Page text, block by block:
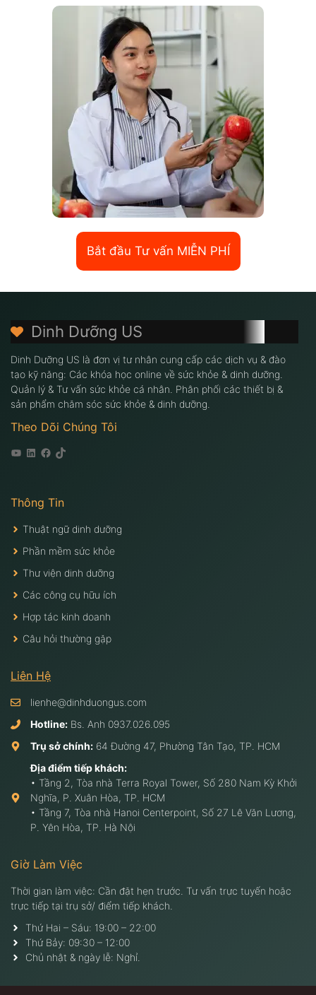
Bắt đầu Tư vấn MIỄN PHÍ
Dinh Dưỡng US
Dinh Dưỡng US là đơn vị tư nhân cung cấp các dịch vụ & đào
tạo kỹ năng: Các khóa học online về sức khỏe & dinh dưỡng.
Quản lý & Tư vấn sức khỏe cá nhân. Phân phối các thiết bị &
sản phẩm chăm sóc sức khỏe & dinh dưỡng.
Theo Dõi Chúng Tôi
Youtube
Linkedin
Facebook
Tiktok
Thông Tin
Thuật ngữ dinh dưỡng
Phần mềm sức khỏe
Thư viện dinh dưỡng
Các công cụ hữu ích
Hợp tác kinh doanh
Câu hỏi thường gặp
Liên Hệ
lienhe@dinhduongus.com
Hotline: Bs. Anh 0937.026.095
Trụ sở chính: 64 Đường 47, Phường Tân Tạo, TP. HCM
Địa điểm tiếp khách:
• Tầng 2, Tòa nhà Terra Royal Tower, Số 280 Nam Kỳ Khởi
Nghĩa, P. Xuân Hòa, TP. HCM
• Tầng 7, Tòa nhà Hanoi Centerpoint, Số 27 Lê Văn Lương,
P. Yên Hòa, TP. Hà Nội
Giờ Làm Việc
Thời gian làm việc: Cần đặt hẹn trước. Tư vấn trực tuyến hoặc
trực tiếp tại trụ sở/ điểm tiếp khách.
Thứ Hai – Sáu: 19:00 – 22:00
Thứ Bảy: 09:30 – 12:00
Chủ nhật & ngày lễ: Nghỉ.